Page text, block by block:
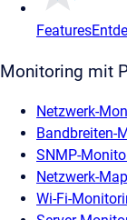
Features
Monitoring mit
Netzwerk-
Bandbreiten-
SNMP-
Netzwerk-
Wi-Fi-